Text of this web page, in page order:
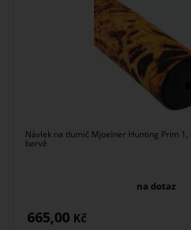
Návlek na tlumič Mjoelner Hunting Prim
barvě
na dotaz
665,00 Kč